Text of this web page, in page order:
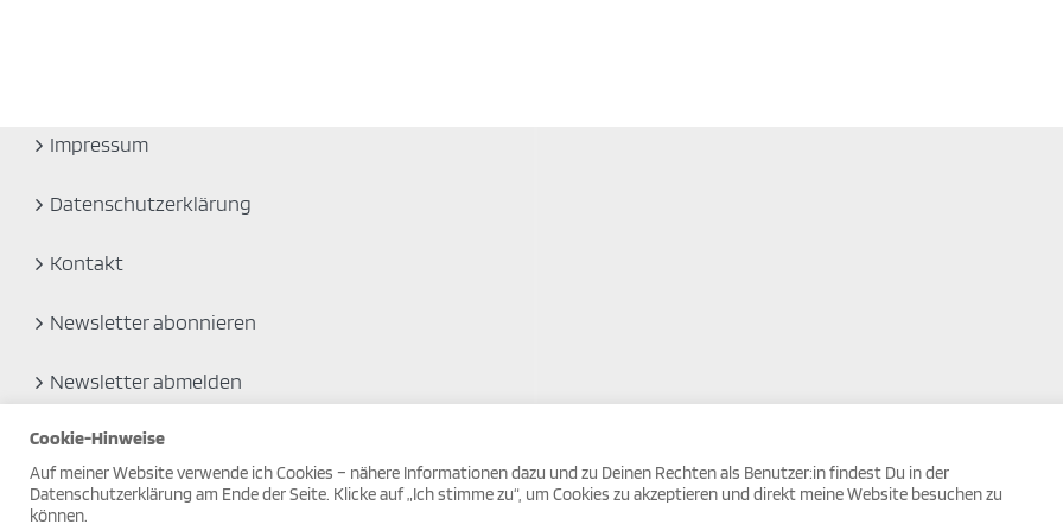
Impressum
Datenschutzerklärung
Kontakt
Newsletter abonnieren
Newsletter abmelden
© Copyright 2019
Cookie-Hinweise
Auf meiner Website verwende ich Cookies – nähere Informationen dazu und zu Deinen Rechten als Benutzer:in findest Du in der
Datenschutzerklärung am Ende der Seite. Klicke auf „Ich stimme zu“, um Cookies zu akzeptieren und direkt meine Website besuchen zu
können.